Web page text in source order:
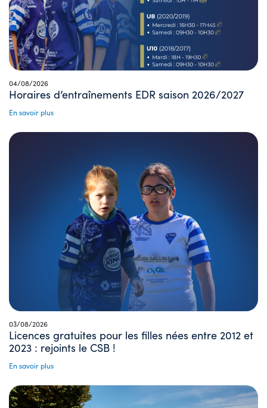
04/08/2026
Horaires d’entraînements EDR saison 2026/2027
En savoir plus
03/08/2026
Licences gratuites pour les filles nées entre 2012 et
2023 : rejoints le CSB !
En savoir plus